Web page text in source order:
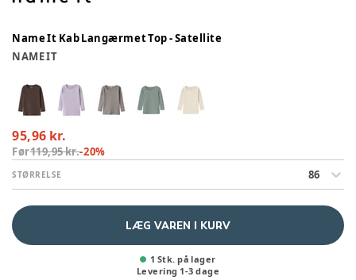
Name It Kab Langærmet Top - Satellite
NAME IT
95,96 kr.
Før119,95 kr.-20%
STØRRELSE 86
LÆG VAREN I KURV
1 Stk. på lager
Levering 1-3 dage